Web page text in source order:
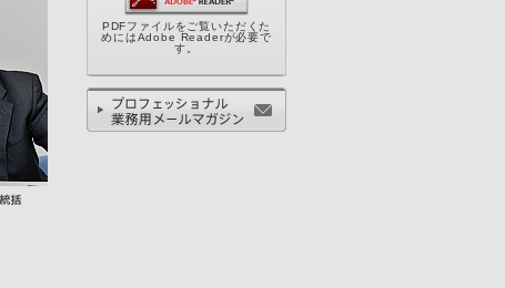
PDFファイルをご覧いただくた
めにはAdobe Readerが必要で
す。